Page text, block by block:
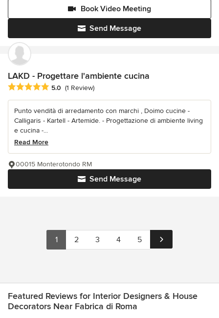
Send Message
Book Video Meeting
LAKD - Progettare l'ambiente cucina
Average rating: 5 out of 5 stars
5.0 (1 Review)
Punto vendità di arredamento con marchi , Doimo cucine -
Calligaris - Kartell - Artemide. - Progettazione di ambiente living
e cucina -...
Read More
Send Message
00015 Monterotondo RM
1 2 3 4 5
Featured Reviews for Interior Designers & House
Decorators Near Fabrica di Roma